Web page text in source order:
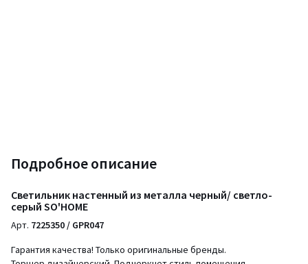
Подробное описание
Светильник настенный из металла черный/ светло-
серый SO'HOME
Арт. 7225350 / GPR047
Гарантия качества! Только оригинальные бренды.